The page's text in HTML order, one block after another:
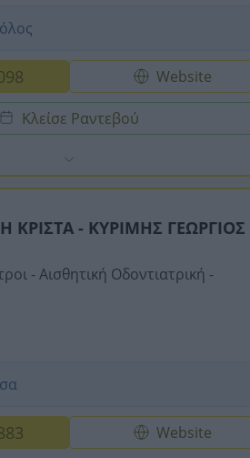
Website
Κλείσε Ραντεβού
ΚΡΙΣΤΑ - ΚΥΡΙΜΗΣ ΓΕΩΡΓΙΟΣ
- Αισθητική Οδοντιατρική -
Website